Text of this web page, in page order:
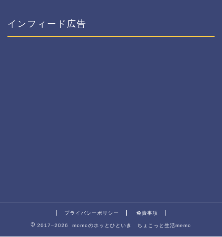
インフィード広告
プライバシーポリシー 免責事項
2017–2026 momoのホッとひといき ちょこっと生活memo